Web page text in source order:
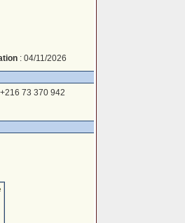
: 04/11/2026
+216 73 370 942